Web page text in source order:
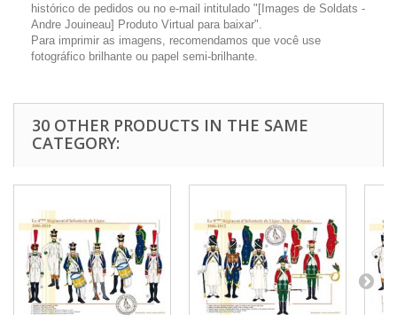
histórico de pedidos ou no e-mail intitulado "[Images de Soldats -
Andre Jouineau] Produto Virtual para baixar".
Para imprimir as imagens, recomendamos que você use
fotográfico brilhante ou papel semi-brilhante.
30 OTHER PRODUCTS IN THE SAME
CATEGORY: